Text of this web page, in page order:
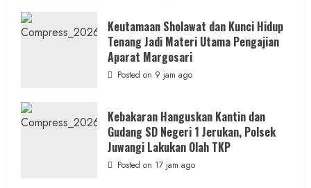
Keutamaan Sholawat dan Kunci Hidup
Tenang Jadi Materi Utama Pengajian
Aparat Margosari
Posted on 9 jam ago
Kebakaran Hanguskan Kantin dan
Gudang SD Negeri 1 Jerukan, Polsek
Juwangi Lakukan Olah TKP
Posted on 17 jam ago